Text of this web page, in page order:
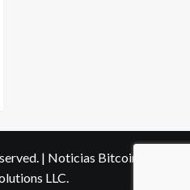
| Noticias Bitcoin
LLC.